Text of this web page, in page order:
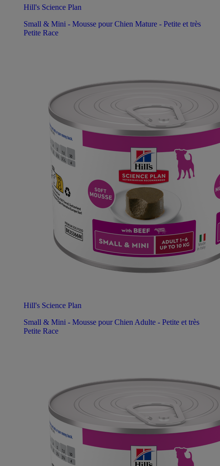
Hill's Science Plan
Small & Mini - Mousse pour Chien Mature - Petite et très
Petite Race
Hill's Science Plan
Small & Mini - Mousse pour Chien Adulte - Petite et très
Petite Race